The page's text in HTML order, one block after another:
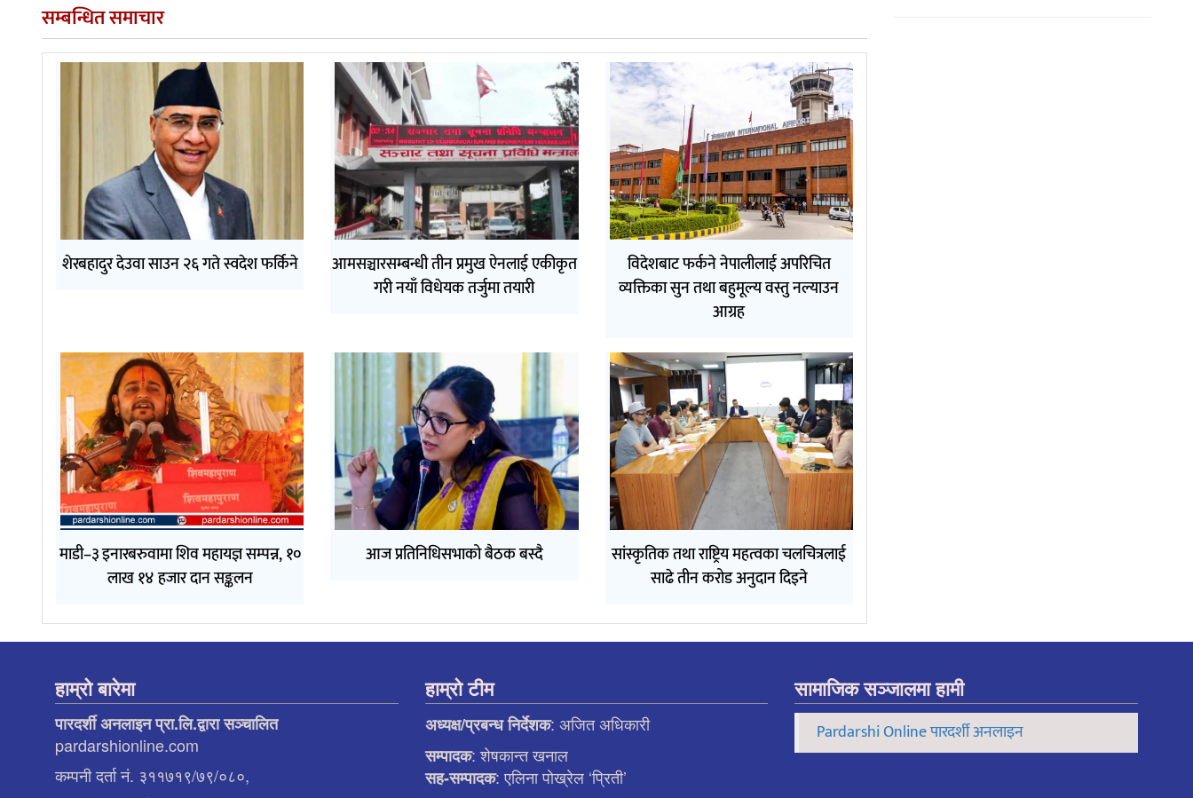
सम्बन्धित समाचार
शेरबहादुर देउवा साउन २६ गते स्वदेश फर्किने
आमसञ्चारसम्बन्धी तीन प्रमुख ऐनलाई एकीकृत
गरी नयाँ विधेयक तर्जुमा तयारी
विदेशबाट फर्कने नेपालीलाई अपरिचित
व्यक्तिका सुन तथा बहुमूल्य वस्तु नल्याउन
आग्रह
माडी–३ इनारबरुवामा शिव महायज्ञ सम्पन्न, १०
लाख १४ हजार दान सङ्कलन
आज प्रतिनिधिसभाको बैठक बस्दै
सांस्कृतिक तथा राष्ट्रिय महत्वका चलचित्रलाई
साढे तीन करोड अनुदान दिइने
हाम्रो बारेमा
पारदर्शी अनलाइन प्रा.लि.द्वारा सञ्चालित
pardarshionline.com
कम्पनी दर्ता नं. ३११७१९/७९/०८०,
हाम्रो टीम
अध्यक्ष/प्रबन्ध निर्देशक: अजित अधिकारी
सम्पादक: शेषकान्त खनाल
सह-सम्पादक: एलिना पाेख्रेल ‘प्रिती’
सामाजिक सञ्जालमा हामी
Pardarshi Online पारदर्शी अनलाइन